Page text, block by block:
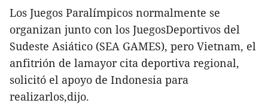
Los Juegos Paralímpicos normalmente se
organizan junto con los JuegosDeportivos del
Sudeste Asiático (SEA GAMES), pero Vietnam, el
anfitrión de lamayor cita deportiva regional,
solicitó el apoyo de Indonesia para
realizarlos,dijo.